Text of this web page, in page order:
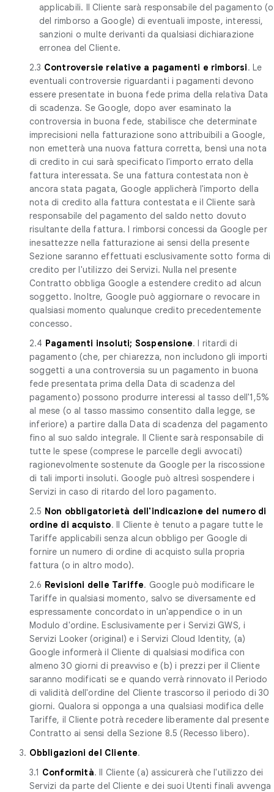
applicabili. Il Cliente sarà responsabile del pagamento (o
del rimborso a Google) di eventuali imposte, interessi,
sanzioni o multe derivanti da qualsiasi dichiarazione
erronea del Cliente.
2.3 Controversie relative a pagamenti e rimborsi. Le
eventuali controversie riguardanti i pagamenti devono
essere presentate in buona fede prima della relativa Data
di scadenza. Se Google, dopo aver esaminato la
controversia in buona fede, stabilisce che determinate
imprecisioni nella fatturazione sono attribuibili a Google,
non emetterà una nuova fattura corretta, bensì una nota
di credito in cui sarà specificato l'importo errato della
fattura interessata. Se una fattura contestata non è
ancora stata pagata, Google applicherà l'importo della
nota di credito alla fattura contestata e il Cliente sarà
responsabile del pagamento del saldo netto dovuto
risultante della fattura. I rimborsi concessi da Google per
inesattezze nella fatturazione ai sensi della presente
Sezione saranno effettuati esclusivamente sotto forma di
credito per l'utilizzo dei Servizi. Nulla nel presente
Contratto obbliga Google a estendere credito ad alcun
soggetto. Inoltre, Google può aggiornare o revocare in
qualsiasi momento qualunque credito precedentemente
concesso.
2.4 Pagamenti insoluti; Sospensione. I ritardi di
pagamento (che, per chiarezza, non includono gli importi
soggetti a una controversia su un pagamento in buona
fede presentata prima della Data di scadenza del
pagamento) possono produrre interessi al tasso dell'1,5%
al mese (o al tasso massimo consentito dalla legge, se
inferiore) a partire dalla Data di scadenza del pagamento
fino al suo saldo integrale. Il Cliente sarà responsabile di
tutte le spese (comprese le parcelle degli avvocati)
ragionevolmente sostenute da Google per la riscossione
di tali importi insoluti. Google può altresì sospendere i
Servizi in caso di ritardo del loro pagamento.
2.5 Non obbligatorietà dell'indicazione del numero di
ordine di acquisto. Il Cliente è tenuto a pagare tutte le
Tariffe applicabili senza alcun obbligo per Google di
fornire un numero di ordine di acquisto sulla propria
fattura (o in altro modo).
2.6 Revisioni delle Tariffe. Google può modificare le
Tariffe in qualsiasi momento, salvo se diversamente ed
espressamente concordato in un'appendice o in un
Modulo d'ordine. Esclusivamente per i Servizi GWS, i
Servizi Looker (original) e i Servizi Cloud Identity, (a)
Google informerà il Cliente di qualsiasi modifica con
almeno 30 giorni di preavviso e (b) i prezzi per il Cliente
saranno modificati se e quando verrà rinnovato il Periodo
di validità dell'ordine del Cliente trascorso il periodo di 30
giorni. Qualora si opponga a una qualsiasi modifica delle
Tariffe, il Cliente potrà recedere liberamente dal presente
Contratto ai sensi della Sezione 8.5 (Recesso libero).
3. Obbligazioni del Cliente.
3.1 Conformità. Il Cliente (a) assicurerà che l'utilizzo dei
Servizi da parte del Cliente e dei suoi Utenti finali avvenga